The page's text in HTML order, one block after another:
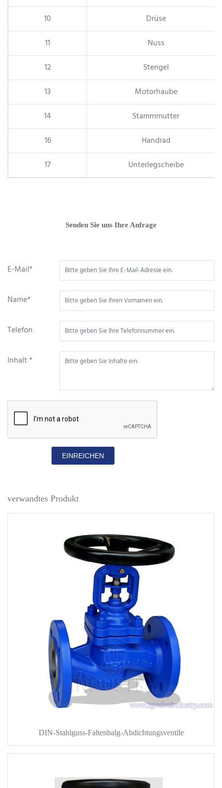
10
Drüse
11
Nuss
12
Stengel
13
Motorhaube
14
Stammmutter
16
Handrad
17
Unterlegscheibe
Senden Sie uns Ihre Anfrage
E-Mail*
Name*
Telefon
Inhalt *
EINREICHEN
verwandtes Produkt
DIN-Stahlguss-Faltenbalg-Abdichtungsventile